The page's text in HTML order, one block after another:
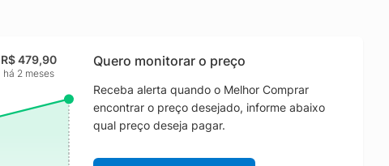
R$ 479,90
há 2 meses
Quero monitorar o preço
Receba alerta quando o Melhor Comprar
encontrar o preço desejado, informe abaixo
qual preço deseja pagar.